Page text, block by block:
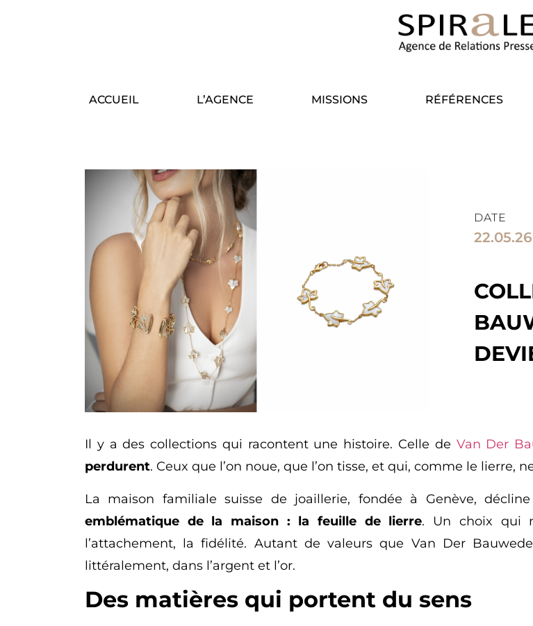
ACCUEIL L’AGENCE MISSIONS RÉFÉRENCES
DATE
22.05.26
Il y a des collections qui racontent une histoire. Celle de Van Der
perdurent. Ceux que l’on noue, que l’on tisse, et qui, comme le lierre,
La maison familiale suisse de joaillerie, fondée à Genève,
emblématique de la maison : la feuille de lierre. Un choix qui
l’attachement, la fidélité. Autant de valeurs que Van Der
littéralement, dans l’argent et l’or.
Des matières qui portent du sens